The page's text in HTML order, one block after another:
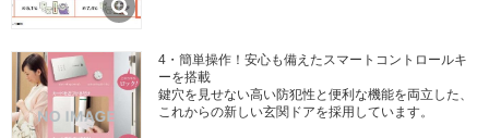
4・簡単操作！安心も備えたスマートコントロールキ
ーを搭載
鍵穴を見せない高い防犯性と便利な機能を両立した、
これからの新しい玄関ドアを採用しています。